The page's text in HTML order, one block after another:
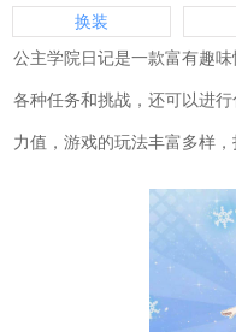
换装
公主学院日记是一款富有趣
各种任务和挑战，还可以进
力值，游戏的玩法丰富多样，